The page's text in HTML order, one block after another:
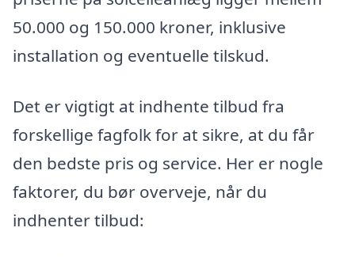
50.000 og 150.000 kroner, inklusive
installation og eventuelle tilskud.
Det er vigtigt at indhente tilbud fra
forskellige fagfolk for at sikre, at du får
den bedste pris og service. Her er nogle
faktorer, du bør overveje, når du
indhenter tilbud: